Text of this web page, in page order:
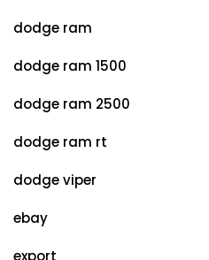
dodge ram
dodge ram 1500
dodge ram 2500
dodge ram rt
dodge viper
ebay
export